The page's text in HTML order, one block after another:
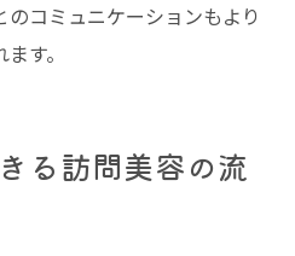
コミュニケーションもより
す。
る訪問美容の流